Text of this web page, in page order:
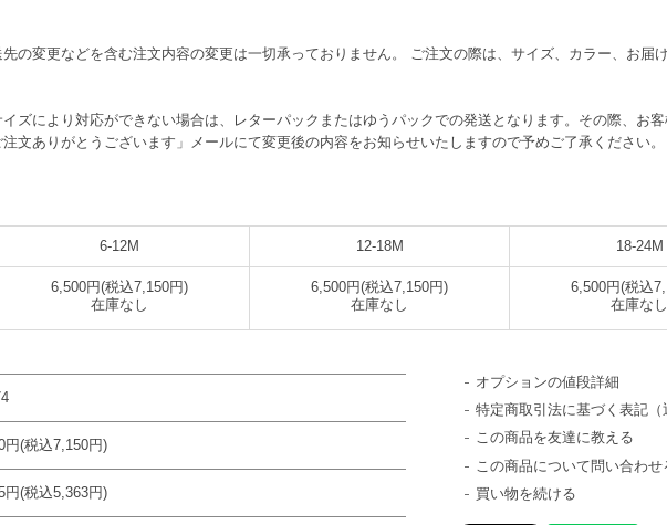
の変更などを含む注文内容の変更は一切承っておりません。 ご注文の際は、サイズ、カラー、お届
ズにより対応ができない場合は、レターパックまたはゆうパックでの発送となります。その際、お
文ありがとうございます」メールにて変更後の内容をお知らせいたしますので予めご了承ください。
6-12M 12-18M 18-24M
6,500円(税込7,150円)
在庫なし
6,500円(税込7,150円)
在庫なし
6,500円(税込
在庫なし
円(税込7,150円)
円(税込5,363円)
オプションの値段詳細
特定商取引法に基づく表記（
この商品を友達に教える
この商品について問い合わせ
買い物を続ける